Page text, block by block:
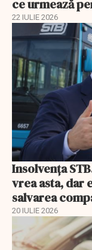
ce urmează
22 IULIE 2026
Insolvenţa
vrea asta, dar
salvarea
20 IULIE 2026